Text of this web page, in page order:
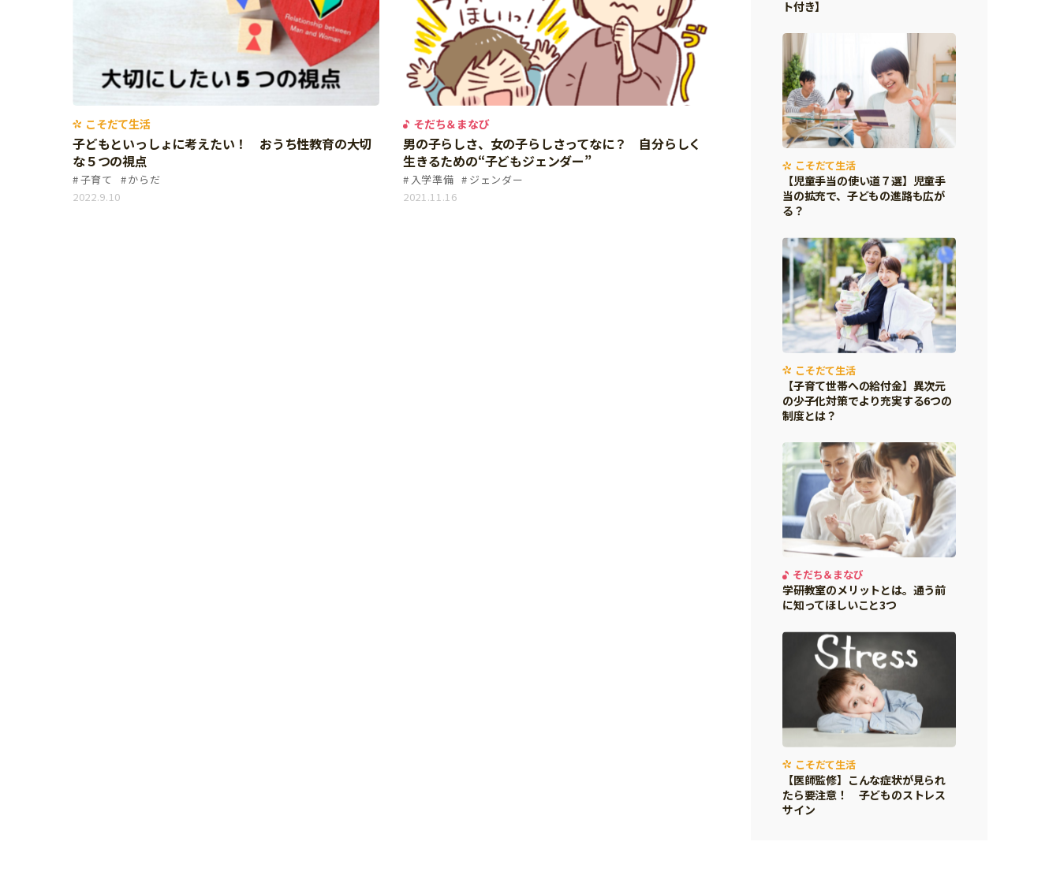
「こそだてまっぷ」とは
サイトのご利⽤にあたって
個⼈情報について
お問い合わせ こそだて生活
子どもといっしょに考えたい！ おうち性教育の大切
な５つの視点
子育て
からだ
2022.9.10
そだち＆まなび
男の子らしさ、女の子らしさってなに？ 自分らしく
生きるための“子どもジェンダー”
入学準備
ジェンダー
2021.11.16
ト付き】
こそだて生活
【児童手当の使い道７選】児童手
当の拡充で、子どもの進路も広が
る？
こそだて生活
【子育て世帯への給付金】異次元
の少子化対策でより充実する6つの
制度とは？
そだち＆まなび
学研教室のメリットとは。通う前
に知ってほしいこと3つ
こそだて生活
【医師監修】こんな症状が見られ
たら要注意！ 子どものストレス
サイン